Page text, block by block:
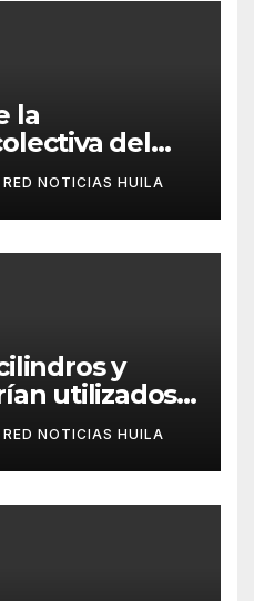
la
del
RED NOTICIAS HUILA
y
utilizados
RED NOTICIAS HUILA